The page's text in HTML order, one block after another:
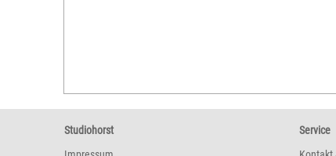
Studiohorst
Service